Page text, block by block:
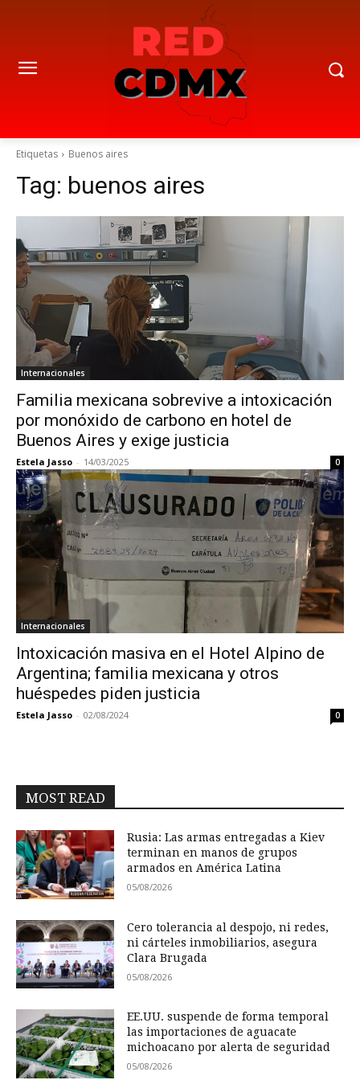
Etiquetas Buenos aires
Tag: buenos aires
Internacionales
Familia mexicana sobrevive a intoxicación
por monóxido de carbono en hotel de
Buenos Aires y exige justicia
Estela Jasso - 14/03/2025 0
Internacionales
Intoxicación masiva en el Hotel Alpino de
Argentina; familia mexicana y otros
huéspedes piden justicia
Estela Jasso - 02/08/2024 0
MOST READ
Rusia: Las armas entregadas a Kiev
terminan en manos de grupos
armados en América Latina
05/08/2026
Cero tolerancia al despojo, ni redes,
ni cárteles inmobiliarios, asegura
Clara Brugada
05/08/2026
EE.UU. suspende de forma temporal
las importaciones de aguacate
michoacano por alerta de seguridad
05/08/2026